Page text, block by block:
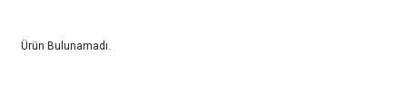
Ürün Bulunamadı.